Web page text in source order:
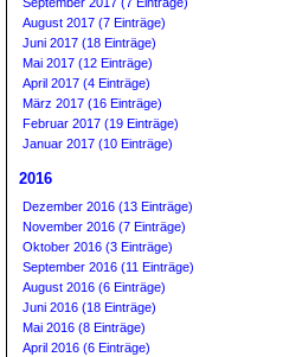
August 2017 (7 Einträge)
Juni 2017 (18 Einträge)
Mai 2017 (12 Einträge)
April 2017 (4 Einträge)
März 2017 (16 Einträge)
Februar 2017 (19 Einträge)
Januar 2017 (10 Einträge)
2016
Dezember 2016 (13 Einträge)
November 2016 (7 Einträge)
Oktober 2016 (3 Einträge)
September 2016 (11 Einträge)
August 2016 (6 Einträge)
Juni 2016 (18 Einträge)
Mai 2016 (8 Einträge)
April 2016 (6 Einträge)